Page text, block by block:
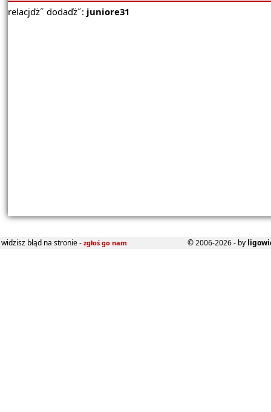
relacjďż˝ dodaďż˝: juniore31
widzisz błąd na stronie - zgłoś go nam © 2006-2026 - by